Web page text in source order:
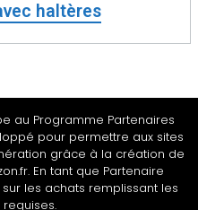
haltères
au Programme Partenaires
pour permettre aux sites
grâce à la création de
En tant que Partenaire
les achats remplissant les